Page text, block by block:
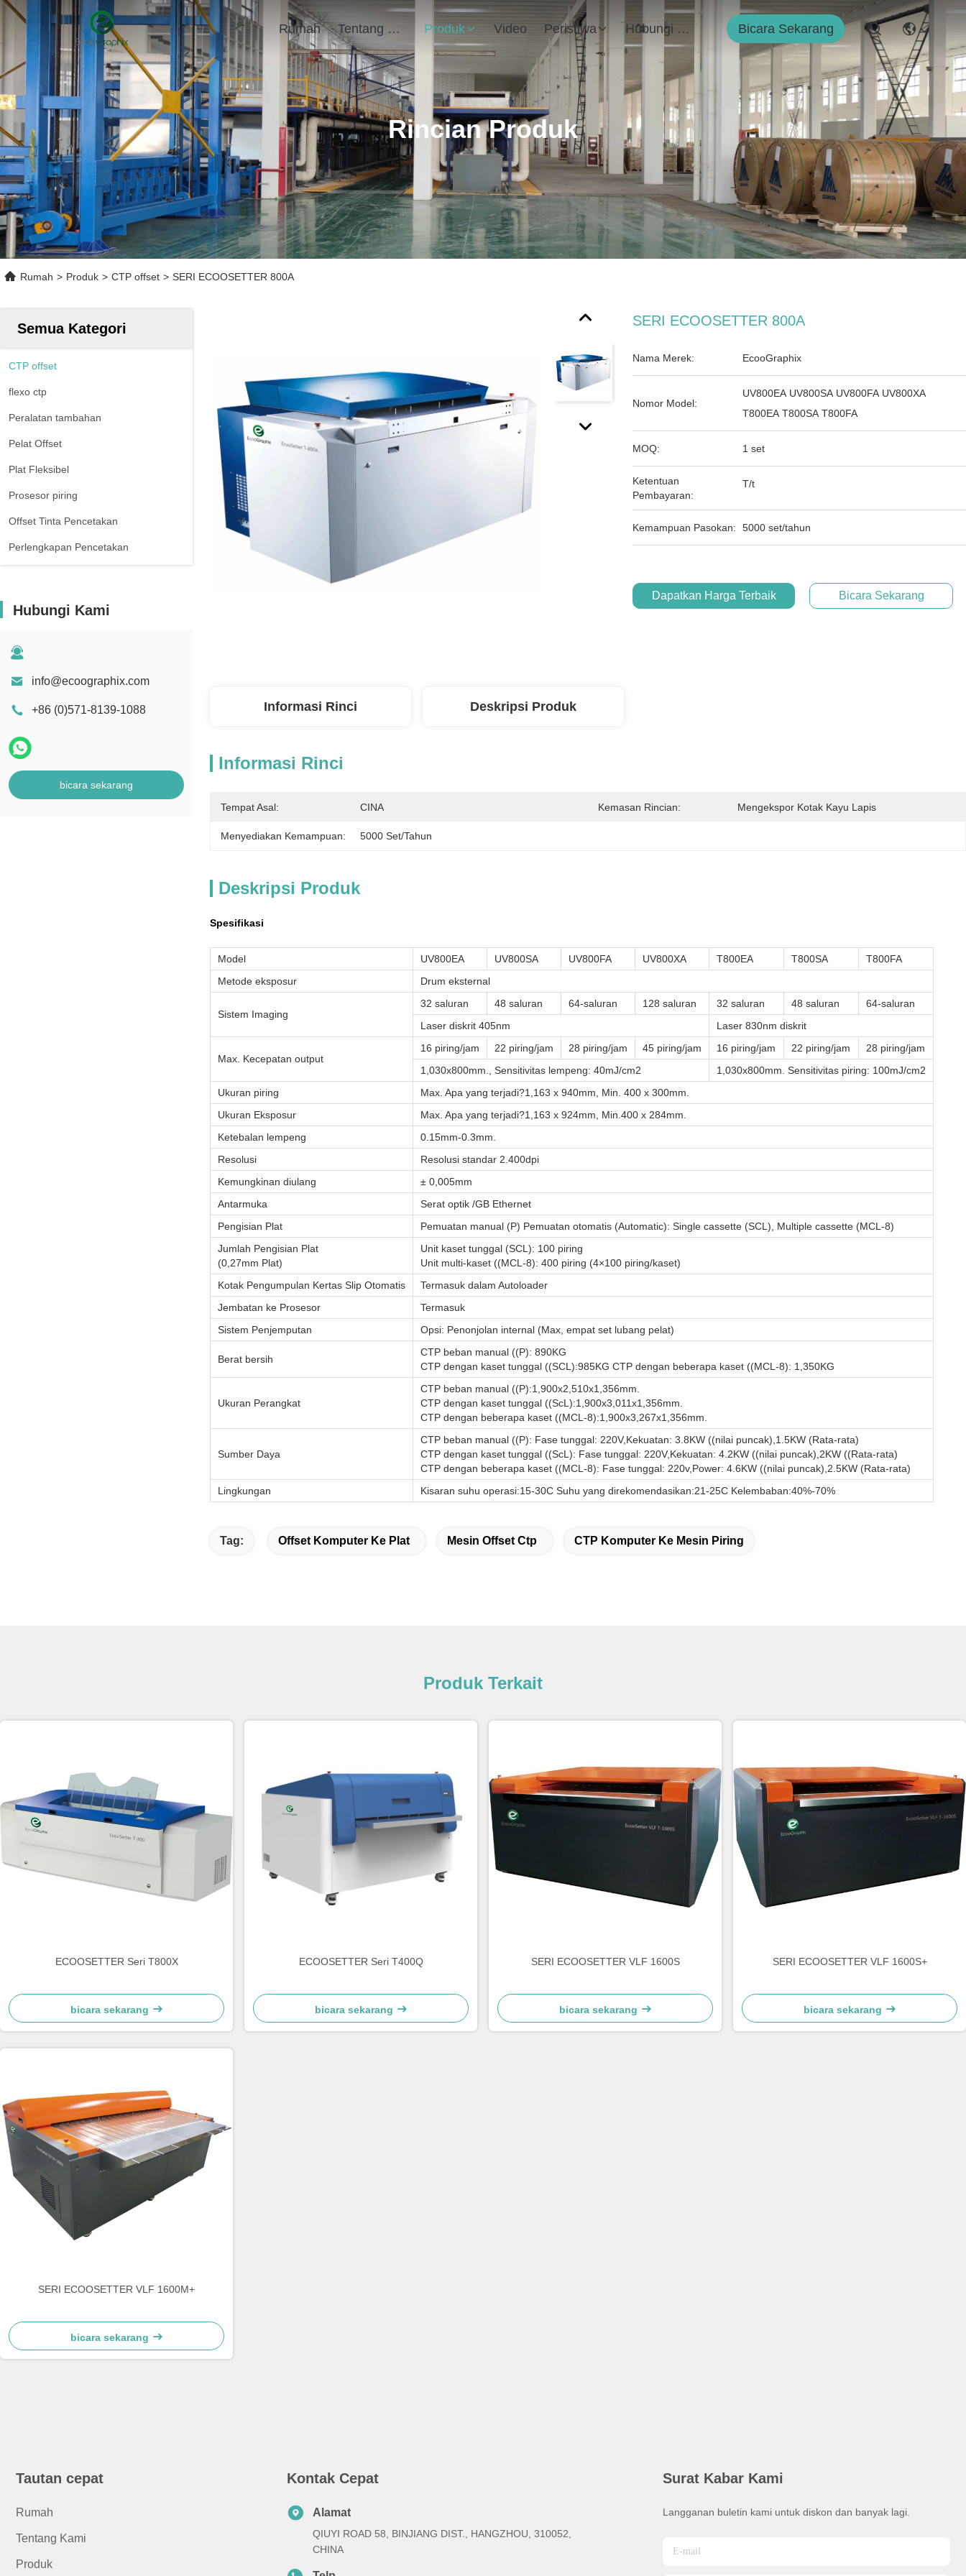
Rumah Tentang Kami Produk Video Peristiwa Hubungi Kami Bicara Sekarang
Rincian Produk
Rumah > Produk > CTP offset > SERI ECOOSETTER 800A
Semua Kategori
CTP offset
flexo ctp
Peralatan tambahan
Pelat Offset
Plat Fleksibel
Prosesor piring
Offset Tinta Pencetakan
Perlengkapan Pencetakan
Hubungi Kami
info@ecoographix.com
+86 (0)571-8139-1088
bicara sekarang
SERI ECOOSETTER 800A
Nama Merek: EcooGraphix
Nomor Model:
UV800EA UV800SA UV800FA UV800XA
T800EA T800SA T800FA
MOQ: 1 set
Ketentuan
Pembayaran:
T/t
Kemampuan Pasokan: 5000 set/tahun
Dapatkan Harga Terbaik Bicara Sekarang
Informasi Rinci Deskripsi Produk
Informasi Rinci
Tempat Asal: CINA Kemasan Rincian: Mengekspor Kotak Kayu Lapis
Menyediakan Kemampuan: 5000 Set/tahun
Deskripsi Produk
Spesifikasi
Model UV800EA UV800SA UV800FA UV800XA T800EA T800SA
T800FA
Metode eksposur
Drum eksternal
Sistem Imaging
32 saluran 48 saluran 64-saluran 128 saluran 32 saluran 48 saluran
64-saluran
Laser diskrit 405nm
Laser 830nm diskrit
Max. Kecepatan output
16 piring/jam 22 piring/jam 28 piring/jam 45 piring/jam 16 piring/jam 22 piring/jam
28 piring/jam
1,030x800mm., Sensitivitas lempeng: 40mJ/cm2
1,030x800mm. Sensitivitas piring: 100mJ/cm2
Ukuran piring
Max. Apa yang terjadi?1,163 x 940mm, Min. 400 x 300mm.
Ukuran Eksposur
Max. Apa yang terjadi?1,163 x 924mm, Min.400 x 284mm.
Ketebalan lempeng
0.15mm-0.3mm.
Resolusi
Resolusi standar 2.400dpi
Kemungkinan diulang
± 0,005mm
Antarmuka
Serat optik /GB Ethernet
Pengisian Plat
Pemuatan manual (P) Pemuatan otomatis (Automatic): Single cassette (SCL), Multiple cassette (MCL-8)
Jumlah Pengisian Plat
(0,27mm Plat)
Unit kaset tunggal (SCL): 100 piring
Unit multi-kaset ((MCL-8): 400 piring (4×100 piring/kaset)
Kotak Pengumpulan Kertas Slip Otomatis
Termasuk dalam Autoloader
Jembatan ke Prosesor
Termasuk
Sistem Penjemputan
Opsi: Penonjolan internal (Max, empat set lubang pelat)
Berat bersih
CTP beban manual ((P): 890KG
CTP dengan kaset tunggal ((SCL):985KG CTP dengan beberapa kaset ((MCL-8): 1,350KG
Ukuran Perangkat
CTP beban manual ((P):1,900x2,510x1,356mm.
CTP dengan kaset tunggal ((ScL):1,900x3,011x1,356mm.
CTP dengan beberapa kaset ((MCL-8):1,900x3,267x1,356mm.
Sumber Daya
CTP beban manual ((P): Fase tunggal: 220V,Kekuatan: 3.8KW ((nilai puncak),1.5KW (Rata-rata)
CTP dengan kaset tunggal ((ScL): Fase tunggal: 220V,Kekuatan: 4.2KW ((nilai puncak),2KW ((Rata-rata)
CTP dengan beberapa kaset ((MCL-8): Fase tunggal: 220v,Power: 4.6KW ((nilai puncak),2.5KW (Rata-rata)
Lingkungan
Kisaran suhu operasi:15-30C Suhu yang direkomendasikan:21-25C Kelembaban:40%-70%
Tag: Offset Komputer Ke Plat Mesin Offset Ctp CTP Komputer Ke Mesin Piring
Produk Terkait
ECOOSETTER Seri T800X
bicara sekarang
ECOOSETTER Seri T400Q
bicara sekarang
SERI ECOOSETTER VLF 1600S
bicara sekarang
SERI ECOOSETTER VLF 1600S+
bicara sekarang
SERI ECOOSETTER VLF 1600M+
bicara sekarang
Tautan cepat
Rumah
Tentang Kami
Produk
Kontak Cepat
Alamat
QIUYI ROAD 58, BINJIANG DIST., HANGZHOU, 310052,
CHINA
Surat Kabar Kami
Langganan buletin kami untuk diskon dan banyak lagi.